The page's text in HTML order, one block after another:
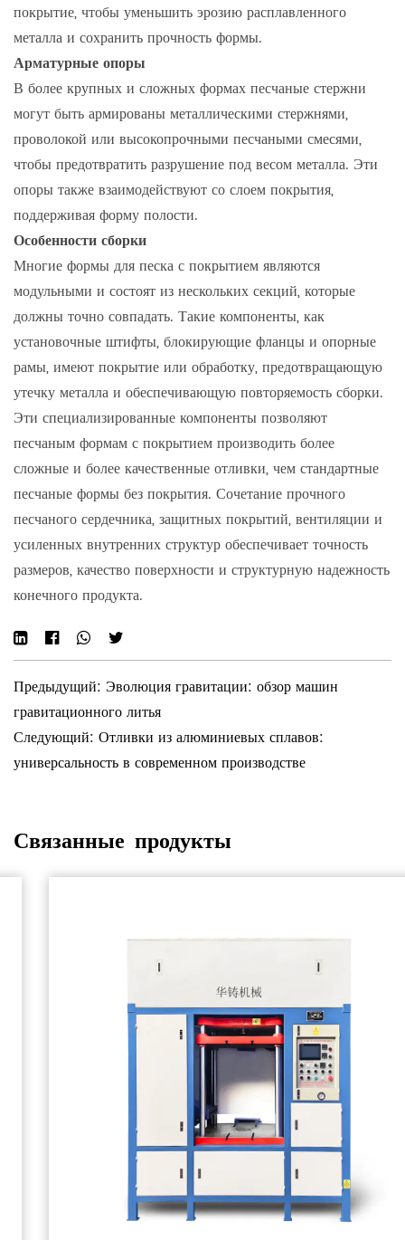
покрытие, чтобы уменьшить эрозию расплавленного
металла и сохранить прочность формы.
Арматурные опоры
В более крупных и сложных формах песчаные стержни
могут быть армированы металлическими стержнями,
проволокой или высокопрочными песчаными смесями,
чтобы предотвратить разрушение под весом металла. Эти
опоры также взаимодействуют со слоем покрытия,
поддерживая форму полости.
Особенности сборки
Многие формы для песка с покрытием являются
модульными и состоят из нескольких секций, которые
должны точно совпадать. Такие компоненты, как
установочные штифты, блокирующие фланцы и опорные
рамы, имеют покрытие или обработку, предотвращающую
утечку металла и обеспечивающую повторяемость сборки.
Эти специализированные компоненты позволяют
песчаным формам с покрытием производить более
сложные и более качественные отливки, чем стандартные
песчаные формы без покрытия. Сочетание прочного
песчаного сердечника, защитных покрытий, вентиляции и
усиленных внутренних структур обеспечивает точность
размеров, качество поверхности и структурную надежность
конечного продукта.
Предыдущий: Эволюция гравитации: обзор машин
гравитационного литья
Следующий: Отливки из алюминиевых сплавов:
универсальность в современном производстве
Связанные продукты